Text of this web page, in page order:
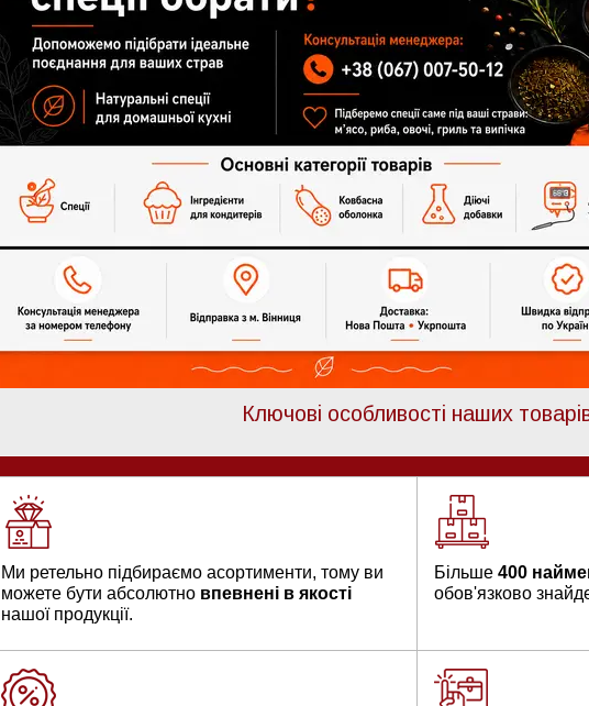
Ключові особливості наших
Ми ретельно підбираємо асортименти, тому ви
можете бути абсолютно впевнені в якості
нашої продукції.
Більше 400
обов'язково